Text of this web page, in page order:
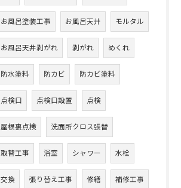
お風呂塗装工事 お風呂天井 モルタル
お風呂天井剥がれ 剥がれ めくれ
防水塗料 防カビ 防カビ塗料
点検口 点検口設置 点検
屋根裏点検 洗面所クロス張替
取替工事 浴室 シャワー 水栓
交換 張り替え工事 修繕 補修工事